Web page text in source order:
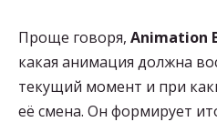
Проще говоря, Animation
какая анимация должна
текущий момент и при
её смена. Он формирует